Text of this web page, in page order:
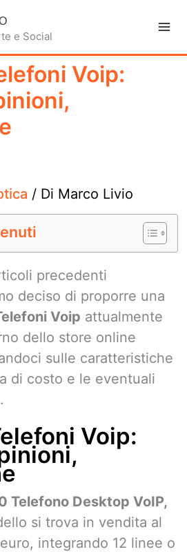
e Social
Voip:
/ Di Marco Livio
precedenti
deciso di proporre una
Voip attualmente
dello store online
sulle caratteristiche
di costo e le eventuali
Voip:
Telefono Desktop VoIP,
si trova in vendita al
integrando 12 linee o